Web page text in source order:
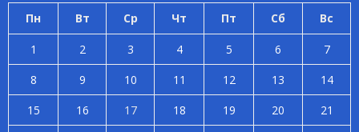
Пн Вт Ср Чт Пт Сб Вс
1 2 3 4 5 6
7
8
9 10 11 12 13
14
15
16 17 18 19 20
21